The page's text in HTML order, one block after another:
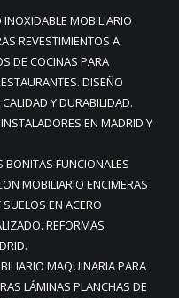
INOXIDABLE MOBILIARIO
REVESTIMIENTOS A
DE COCINAS PARA
DISEÑO
Y DURABILIDAD.
EN MADRID Y
FUNCIONALES
MOBILIARIO ENCIMERAS
EN ACERO
REFORMAS
MAQUINARIA PARA
LÁMINAS PLANCHAS DE